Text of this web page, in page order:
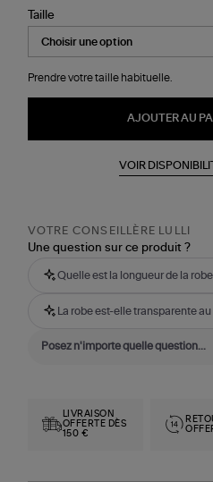
Taille
Prendre votre taille habituelle.
AJOUTER AU
VOIR
VOTRE CONSEILLÈRE LULLI
Une question sur ce produit ?
Quelle est la longueur de la
La robe est-elle transparente
LIVRAISON
OFFERTE DÈS
150 €